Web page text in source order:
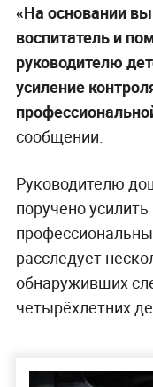
«На основании
воспитатель и
руководителю
усиление
сообщении.
Руководителю
поручено
расследует
обнаруживших
четырёхлетних